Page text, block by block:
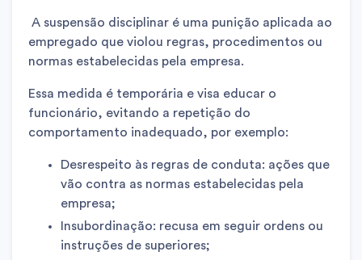
A suspensão disciplinar é uma punição aplicada ao
empregado que violou regras, procedimentos ou
normas estabelecidas pela empresa.
Essa medida é temporária e visa educar o
funcionário, evitando a repetição do
comportamento inadequado, por exemplo:
Desrespeito às regras de conduta: ações que
vão contra as normas estabelecidas pela
empresa;
Insubordinação: recusa em seguir ordens ou
instruções de superiores;